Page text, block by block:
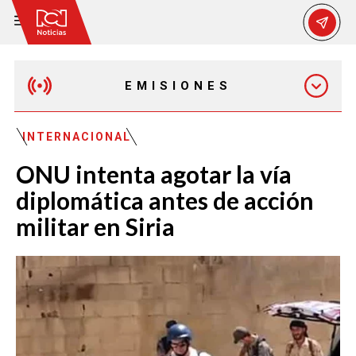
EMISIONES
EMISIÓN 7:00 PM
INTERNACIONAL
ONU intenta agotar la vía
diplomática antes de acción
militar en Siria